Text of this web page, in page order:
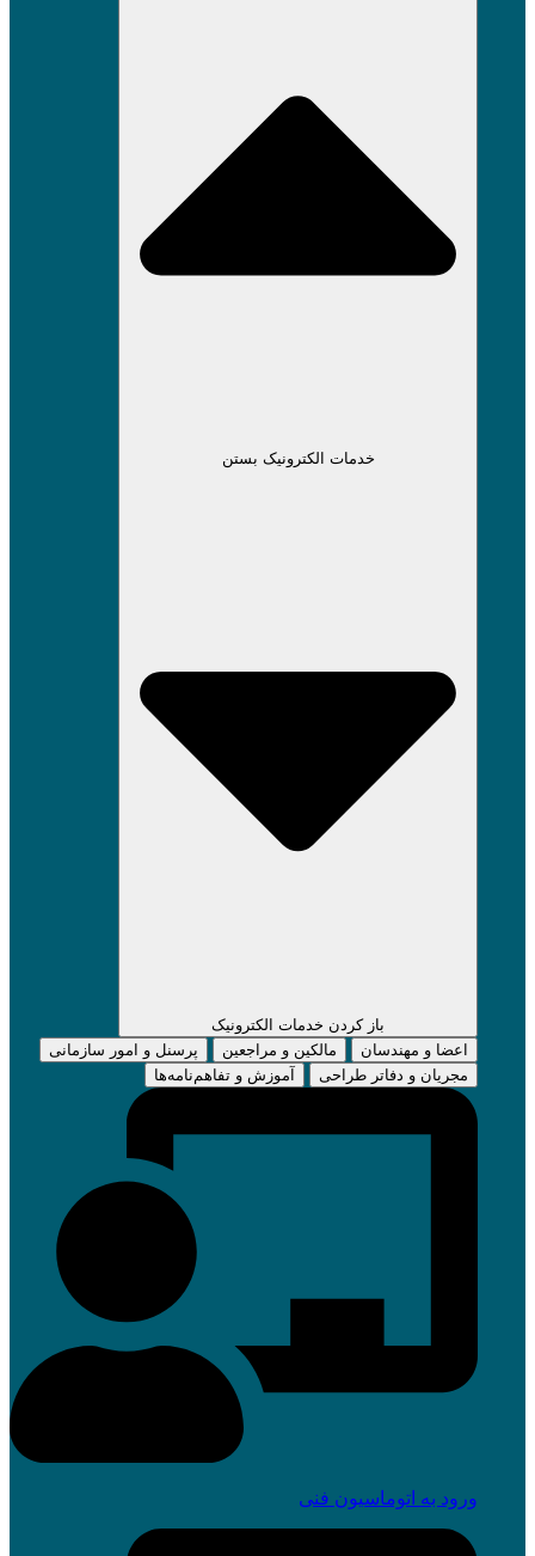
خدمات الکترونیک بستن
باز کردن خدمات الکترونیک
اعضا و مهندسان
مالکین و مراجعین
پرسنل و امور سازمانی
مجریان و دفاتر طراحی
آموزش و تفاهم‌نامه‌ها
ورود به اتوماسیون فنی